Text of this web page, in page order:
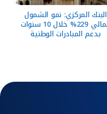
البنك المركزي: نمو الشمول
المالي 229% خلال 10 سنوات
بدعم المبادرات الوطنية